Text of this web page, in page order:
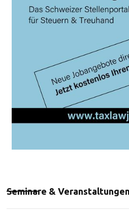
Seminare & Veranstaltungen